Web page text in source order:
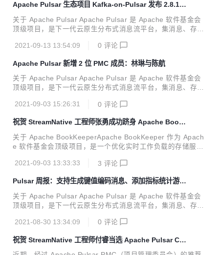
e-A 轮融资，源码资本领投、红杉中国种子基金跟投；2019
年团队创立初期获得红杉中国种子基金天使轮投资。 Stream
Native 联合创始人兼 CEO 郭斯杰表示，本轮融资主要用于产
Apache Pulsar 生态项目 Kafka-on-Pulsar 发布 2.8.1
版本
关于 Apache Pulsar Apache Pulsar 是 Apache 软件基金会
顶级项目，是下一代云原生分布式消息流平台，集消息、存
计，支持多租户、持久化存储、多机房跨区域数据复制，具有
于 KoP “KoP“（Kafka on Pulsar）由 StreamNative 和 OVH
cloud 共同开源，主要满足想要从 Kafka 应用程序切换到 Pul
sar 的用户的强烈需求。 KoP 将 Kafka 协议处理插件引入 Pu
2021-09-13 13:54:09 0 评论
Apache Pulsar 新增 2 位 PMC 成员：林琳与陈航
关于 Apache Pulsar Apache Pulsar 是 Apache 软件基金会
顶级项目，是下一代云原生分布式消息流平台，集消息、存
计，支持多租户、持久化存储、多机房跨区域数据复制，具有
新增 2 位中文社区 PMC 成员：林琳与陈航 今年 8 月，经历
了 PMC 们的推荐与投票后， Apache Pulsar 社区两位位贡献
卓越的 Committer 被提名为 PMC 成员。他们分别是前 BIGO
2021-09-03 15:26:31 0 评论
祝贺 StreamNative 工程师张勇成功跻身 Apache Book
Keeper Committer
关于 Apache BookKeeperApache BookKeeper 作为 Apach
e 软件基金会顶级项目，是一个优化实时工作负载的存储服
er 具备多种企业级存储平台功能，如支持持久、一致、容错地
应用于多种业务场景，例如为分布式系统提供高可用性或多副
本；在单个或多个集群间（多个数据中心）提供跨机器复制；
为消息系统（如 Apache Pulsar）提供存储服务；为流工作存
pache BookKeeper PMC 团队提...
2021-09-03 13:33:33 3 评论
Pulsar 周报：支持生成键值编码消息、添加指标统计游标
读写数量
关于 Apache Pulsar Apache Pulsar 是 Apache 软件基金会
顶级项目，是下一代云原生分布式消息流平台，集消息、存
计，支持多租户、持久化存储、多机房跨区域数据复制，具有
GitHub 地址：http://github.com/apache/pulsar/ 导语 各位
小伙伴们，Pulsar 社区周报更新来啦！ 本次 Pulsar 社区周
2021-08-30 13:34:09 0 评论
​祝贺 StreamNative 工程师付睿当选 Apache Pulsar Co
mmitter